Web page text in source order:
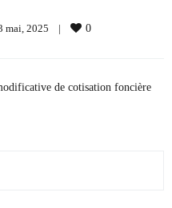
mai, 2025 | 0
de cotisation foncière